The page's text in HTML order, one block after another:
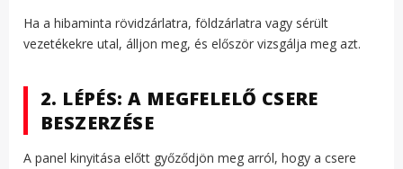
Ha a hibaminta rövidzárlatra, földzárlatra vagy sérült
vezetékekre utal, álljon meg, és először vizsgálja meg azt.
2. LÉPÉS: A MEGFELELŐ CSERE
BESZERZÉSE
A panel kinyitása előtt győződjön meg arról, hogy a csere